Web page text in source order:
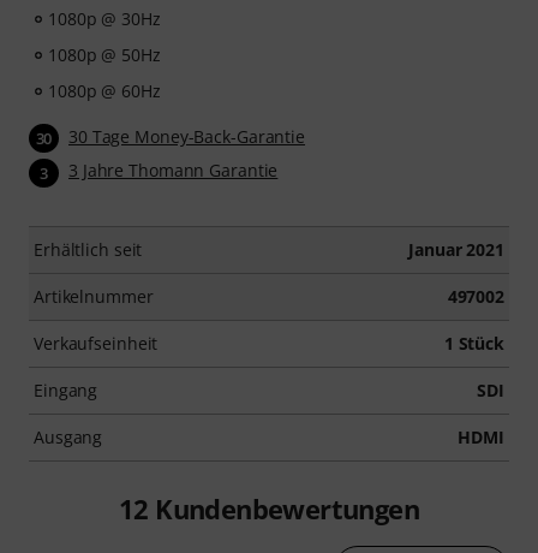
1080p @ 30Hz
1080p @ 50Hz
1080p @ 60Hz
30 30 Tage Money-Back-Garantie
3 3 Jahre Thomann Garantie
Erhältlich seit Januar 2021
Artikelnummer 497002
Verkaufseinheit 1 Stück
Eingang SDI
Ausgang HDMI
12 Kundenbewertungen